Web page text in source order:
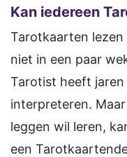
Kan iedereen
Tarotkaarten lezen
niet in een paar
Tarotist heeft
interpreteren.
leggen wil leren,
een